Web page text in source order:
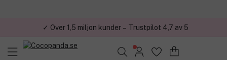
✓ Över 1,5 miljon kunder – Trustpilot 4,7 av 5
Sök bland 25.238 produkter..